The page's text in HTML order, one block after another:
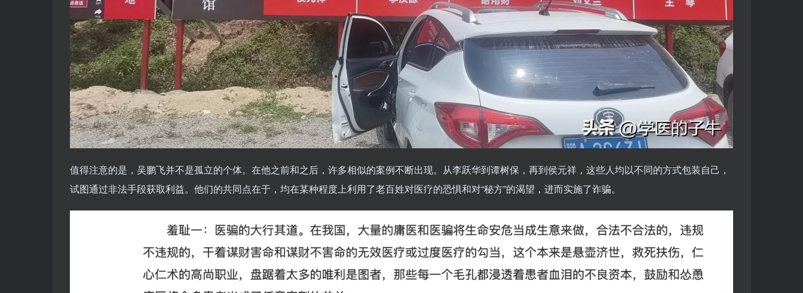
值得注意的是，吴鹏飞并不是孤立的个体。在他之前和之后，许多相似的案例不断出现。从李跃华到谭树保，再到侯元祥，这些人均以不同的方式包装自己，
试图通过非法手段获取利益。他们的共同点在于，均在某种程度上利用了老百姓对医疗的恐惧和对“秘方”的渴望，进而实施了诈骗。